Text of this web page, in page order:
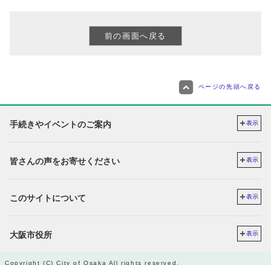
ページの先頭へ戻る
手続きやイベントのご案内 表示
皆さんの声をお寄せください 表示
このサイトについて 表示
大阪市役所 表示
Copyright (C) City of Osaka All rights reserved.